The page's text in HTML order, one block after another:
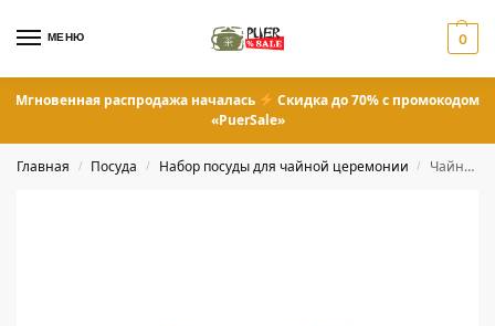
МЕНЮ 0
Мгновенная распродажа началась
Скидка до 70% с промокодом
«PuerSale»
Главная / Посуда / Набор посуды для чайной церемонии / Чайный набор посуды для чайных церемоний